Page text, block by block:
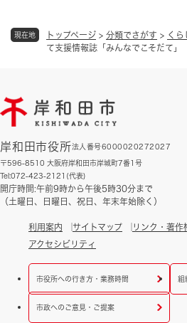
現在地 トップページ > 分類でさがす > くら
て支援情報誌「みんなでこそだて」
岸和田市役所法人番号6000020272027
〒596-8510 大阪府岸和田市岸城町7番1号
Tel:072-423-2121(代表)
開庁時間:午前9時から午後5時30分まで
（土曜日、日曜日、祝日、年末年始除く）
利用案内 サイトマップ リンク・著作
アクセシビリティ
市役所への行き方・業務時間 組
市政へのご意見・ご提案